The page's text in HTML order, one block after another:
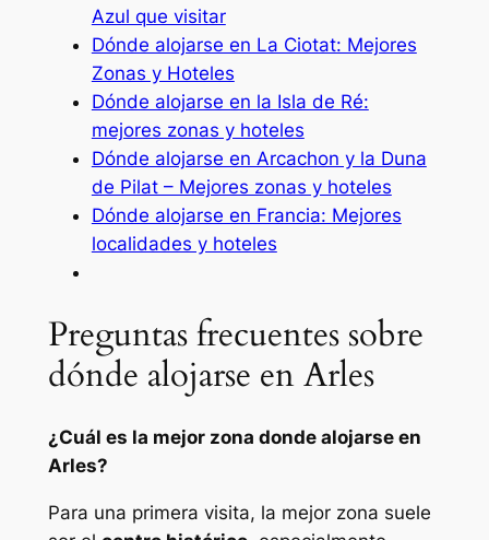
Azul que visitar
Dónde alojarse en La Ciotat: Mejores
Zonas y Hoteles
Dónde alojarse en la Isla de Ré:
mejores zonas y hoteles
Dónde alojarse en Arcachon y la Duna
de Pilat – Mejores zonas y hoteles
Dónde alojarse en Francia: Mejores
localidades y hoteles
Preguntas frecuentes sobre
dónde alojarse en Arles
¿Cuál es la mejor zona donde alojarse en
Arles?
Para una primera visita, la mejor zona suele